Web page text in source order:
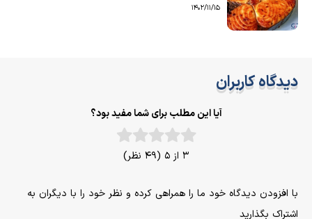
1402/11/15
دیدگاه کاربران
آیا این مطلب برای شما مفید بود؟
3 از 5 (49 نظر)
با افزودن دیدگاه خود ما را همراهی کرده و نظر خود را با دیگران به
اشتراک بگذارید